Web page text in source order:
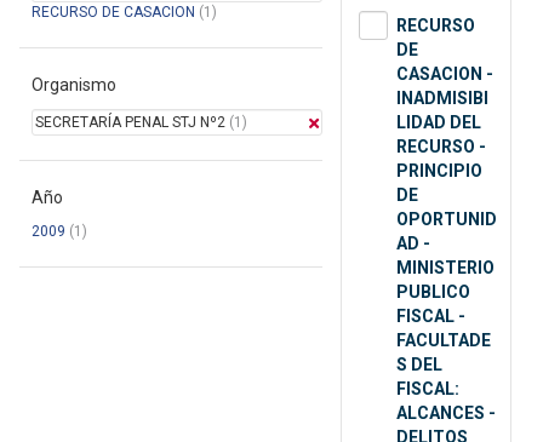
RECURSO DE CASACION (1)
Organismo
SECRETARÍA PENAL STJ Nº2 (1)
Año
2009 (1)
RECURSO
DE
CASACION -
INADMISIBI
LIDAD DEL
RECURSO -
PRINCIPIO
DE
OPORTUNID
AD -
MINISTERIO
PUBLICO
FISCAL -
FACULTADE
S DEL
FISCAL:
ALCANCES -
DELITOS